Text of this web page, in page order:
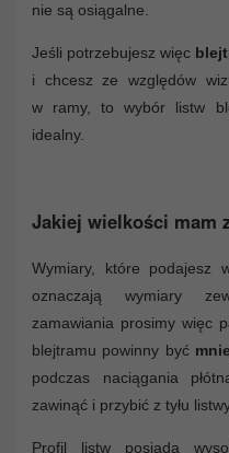
nie są osiągalne.
Jeśli potrzebujesz więc
i chcesz ze względów
w ramy, to wybór listw
idealny.
Jakiej wielkości mam
Wymiary, które podajesz
oznaczają wymiary
zamawiania prosimy więc
blejtramu powinny być
podczas naciągania
zawinąć i przybić z tyłu
Profil listw posiada